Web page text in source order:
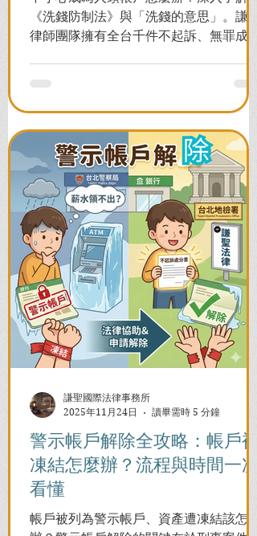
《洗錢防制法》與「洗錢的意思」。謙聖
律師團隊擁有全台千件不起訴、無罪成功
警示帳戶解除全攻略：帳戶被
凍結怎麼辦？流程與時間一次
看懂
帳戶被列為警示帳戶、資產遭凍結該怎麼
謙聖國際法律事務所
2025年11月24日
讀畢需時 5 分鐘